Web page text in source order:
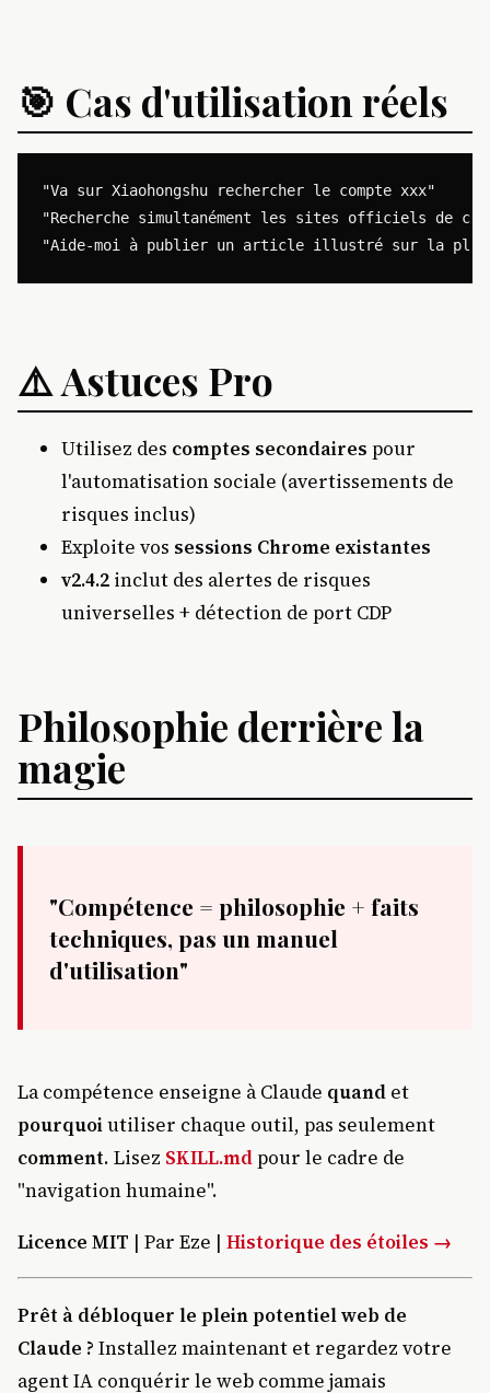
🎯 Cas d'utilisation réels
"Va sur Xiaohongshu rechercher le compte xxx"
"Recherche simultanément les sites officiels de
⚠️ Astuces Pro
Utilisez des comptes secondaires pour
l'automatisation sociale (avertissements de
risques inclus)
Exploite vos sessions Chrome existantes
v2.4.2 inclut des alertes de risques
universelles + détection de port CDP
Philosophie derrière la
magie
"Compétence = philosophie + faits
techniques, pas un manuel
d'utilisation"
La compétence enseigne à Claude quand et
pourquoiutiliser chaque outil, pas seulement
comment. Lisez SKILL.mdpour le cadre de
"navigation humaine".
Licence MIT | Par Eze | Historique des étoiles →
Prêt à débloquer le plein potentiel web de
Claude ? Installez maintenant et regardez votre
agent IA conquérir le web comme jamais